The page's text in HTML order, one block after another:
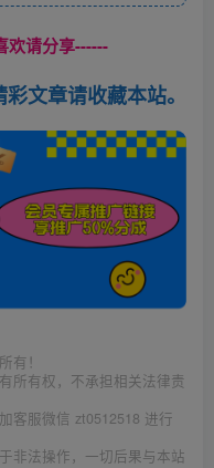
欢请分享------
文章请收藏本站。
有！
所有权，不承担相关法律责
客服微信 zt0512518 进行
非法操作，一切后果与本站